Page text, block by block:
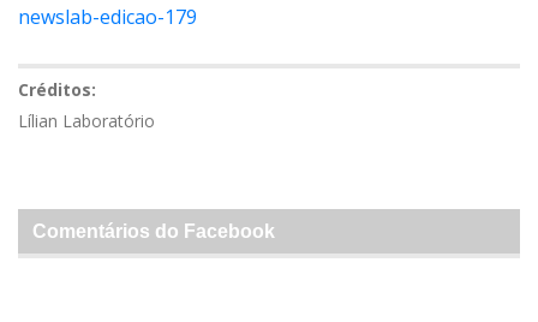
newslab-edicao-179
Créditos:
Lílian Laboratório
Comentários do Facebook